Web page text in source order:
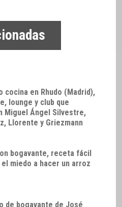
cocina en Rhudo (Madrid),
lounge y club que
Miguel Ángel Silvestre,
Llorente y Griezmann
bogavante, receta fácil
miedo a hacer un arroz
de bogavante de José